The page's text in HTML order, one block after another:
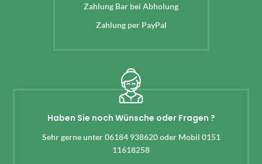
Zahlung Bar bei Abholung
Zahlung per PayPal
Haben Sie noch Wünsche oder Fragen ?
Sehr gerne unter 06184 938620 oder Mobil 0151
11618258